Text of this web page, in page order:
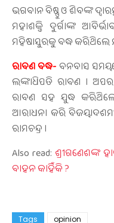
ଭଗବାନ ବିଷ୍ଣୁ ଓ ଶିବଙ୍କ
ମହାଶକ୍ତି ଦୁର୍ଗାଙ୍କ
ମହିଷାସୁରକୁ ବଦ୍ଧ କରିଥିଲେ
ରାବଣ ବଦ୍ଧ-ବନବାସ
ଲଙ୍କାଧିପତି ରାବଣ ।
ରାବଣ ସହ ଯୁଦ୍ଧ କରିଥିଲେ
ଆରାଧନା କରି
ରାମଚନ୍ଦ୍ର ।
Also read: ଶ୍ରୀଗଣେଶଙ୍କ
ବାହନ କାହିଁକି ?
Tags opinion